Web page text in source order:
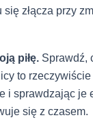
się złącza przy
piłę. Sprawdź,
to rzeczywiście
i sprawdzając je
się z czasem.